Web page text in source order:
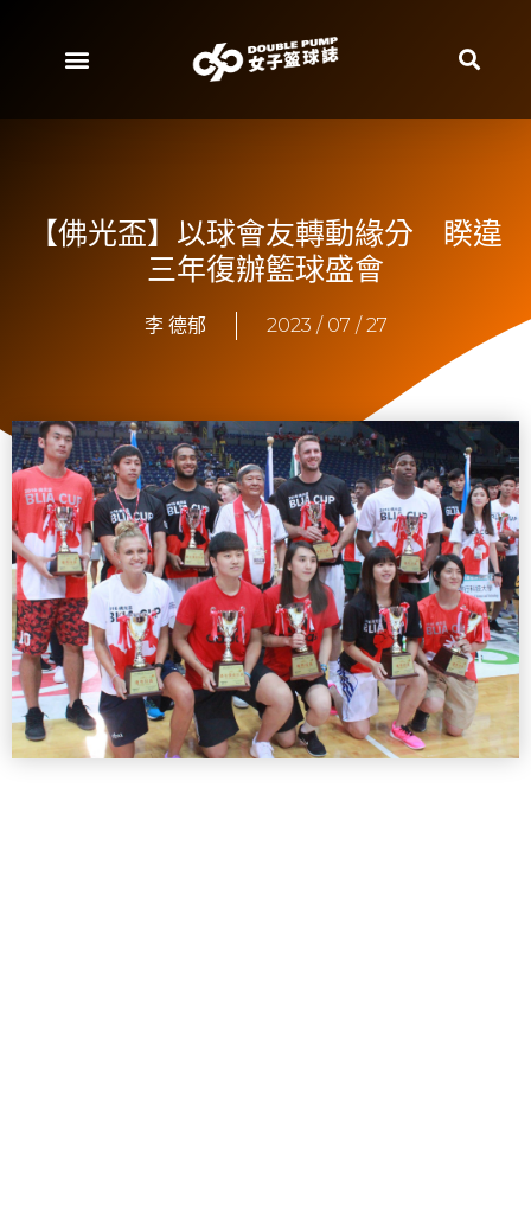
【佛光盃】以球會友轉動緣分 睽違
三年復辦籃球盛會
李 德郁 2023 / 07 / 27